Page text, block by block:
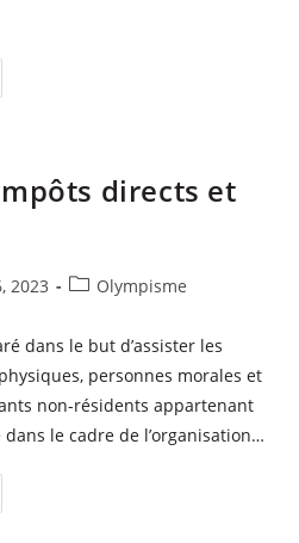
directs et
2023 Olympisme
dans le but d’assister les
personnes morales et
non-résidents appartenant
le cadre de l’organisation…